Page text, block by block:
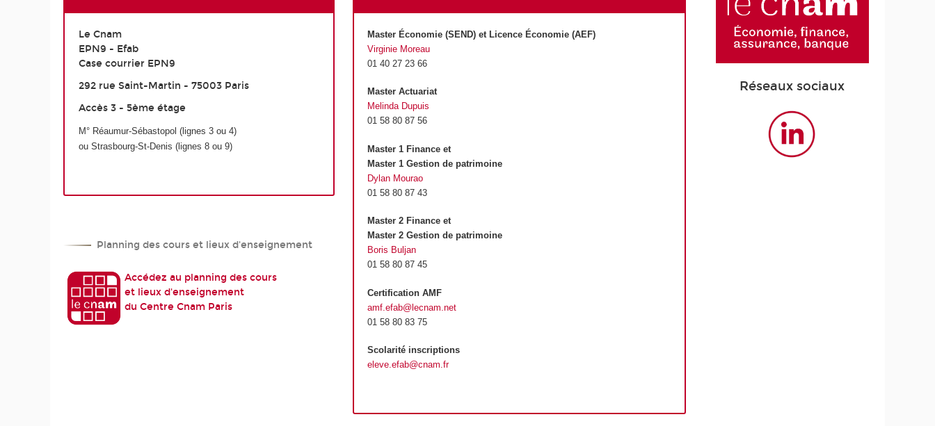
Le Cnam
EPN9 - Efab
Case courrier EPN9
292 rue Saint-Martin - 75003 Paris
Accès 3 - 5ème étage
M°Réaumur-Sébastopol (lignes 3 ou 4)
ou Strasbourg-St-Denis (lignes 8 ou 9)
Planning des cours et lieux d'enseignement
Accédez au planning des cours
et lieux d'enseignement
du Centre Cnam Paris
Master Économie (SEND) et Licence Économie (AEF)
Virginie Moreau
01 40 27 23 66
Master Actuariat
Melinda Dupuis
01 58 80 87 56
Master 1 Finance et
Master 1 Gestion de patrimoine
Dylan Mourao
01 58 80 87 43
Master 2 Finance et
Master 2 Gestion de patrimoine
Boris Buljan
01 58 80 87 45
Certification AMF
amf.efab@lecnam.net
01 58 80 83 75
Scolarité inscriptions
eleve.efab@cnam.fr
Réseaux sociaux